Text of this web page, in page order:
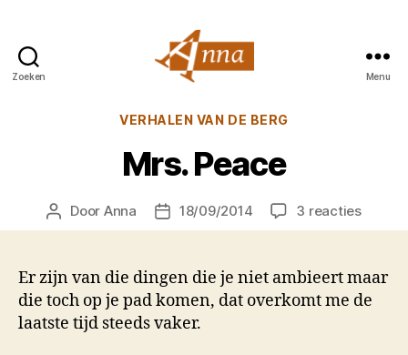
Zoeken
van
Menu
Categorieën
VERHALEN VAN DE BERG
Mrs. Peace
Berichtauteur
Door Anna Berichtdatum
18/09/2014 3 reactiesop
Mrs.
Er zijn van die dingen die je niet ambieert maar
die toch op je pad komen, dat overkomt me de
laatste tijd steeds vaker.